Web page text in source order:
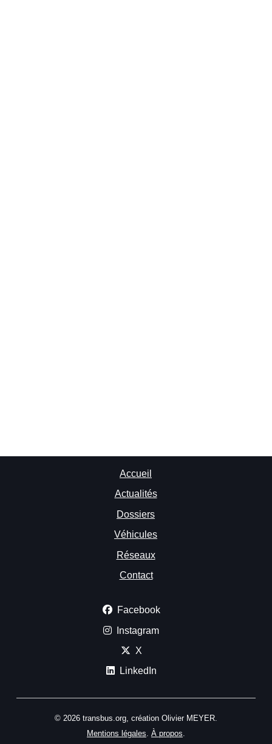
Accueil
Actualités
Dossiers
Véhicules
Réseaux
Contact
Facebook
Instagram
X
LinkedIn
© 2026 transbus.org, création Olivier MEYER.
Mentions légales. À propos.